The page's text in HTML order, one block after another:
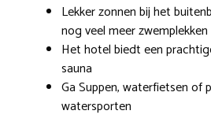
Lekker zonnen bij het
nog veel meer zwemplekken
Het hotel biedt een
sauna
Ga Suppen, waterfietsen of
watersporten